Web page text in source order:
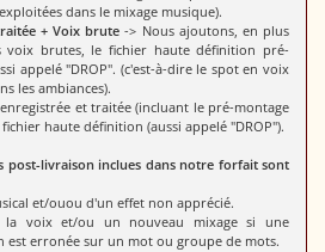
dans le mixage musique).
+ Voix brute -> Nous ajoutons, en plus
voix brutes, le fichier haute définition pré-
appelé "DROP". (c'est-à-dire le spot en voix
les ambiances).
et traitée (incluant le pré-montage
haute définition (aussi appelé "DROP").
post-livraison inclues dans notre forfait sont
et/ouou d'un effet non apprécié.
la voix et/ou un nouveau mixage si une
erronée sur un mot ou groupe de mots.